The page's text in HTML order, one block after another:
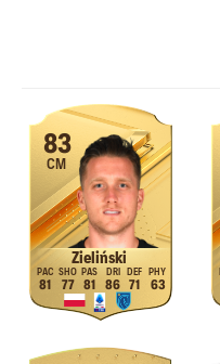
83
CM
Zieliński
81 77 81 86 71 63